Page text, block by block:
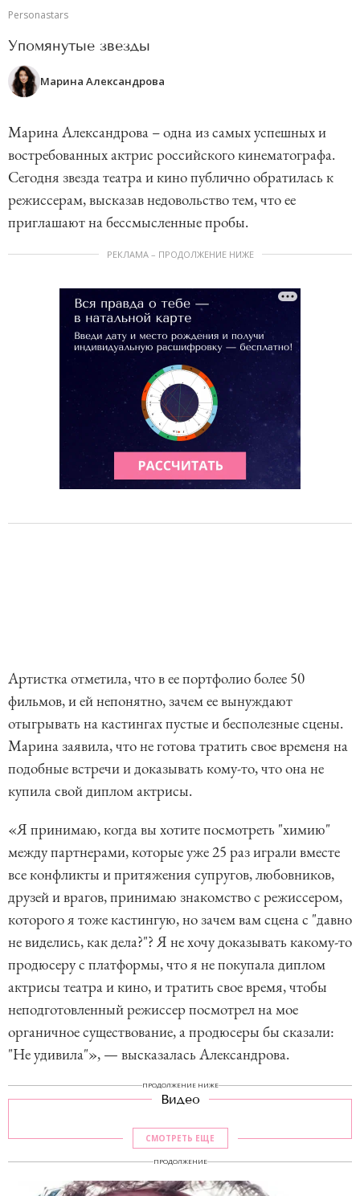
Personastars
Упомянутые звезды
Марина Александрова
Марина Александрова – одна из самых успешных и
востребованных актрис российского кинематографа.
Сегодня звезда театра и кино публично обратилась к
режиссерам, высказав недовольство тем, что ее
приглашают на бессмысленные пробы.
РЕКЛАМА – ПРОДОЛЖЕНИЕ НИЖЕ
Артистка отметила, что в ее портфолио более 50
фильмов, и ей непонятно, зачем ее вынуждают
отыгрывать на кастингах пустые и бесполезные сцены.
Марина заявила, что не готова тратить свое временя на
подобные встречи и доказывать кому-то, что она не
купила свой диплом актрисы.
«Я принимаю, когда вы хотите посмотреть "химию"
между партнерами, которые уже 25 раз играли вместе
все конфликты и притяжения супругов, любовников,
друзей и врагов, принимаю знакомство с режиссером,
которого я тоже кастингую, но зачем вам сцена с "давно
не виделись, как дела?"? Я не хочу доказывать какому-то
продюсеру с платформы, что я не покупала диплом
актрисы театра и кино, и тратить свое время, чтобы
неподготовленный режиссер посмотрел на мое
органичное существование, а продюсеры бы сказали:
"Не удивила"», — высказалась Александрова.
ПРОДОЛЖЕНИЕ НИЖЕ
Видео
СМОТРЕТЬ ЕЩЕ
ПРОДОЛЖЕНИЕ